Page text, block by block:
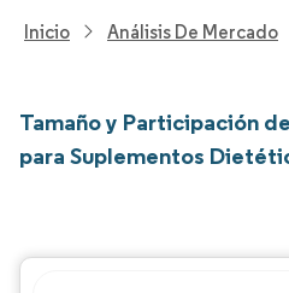
Inicio Análisis De Mercado
Tamaño y Participación
para Suplementos